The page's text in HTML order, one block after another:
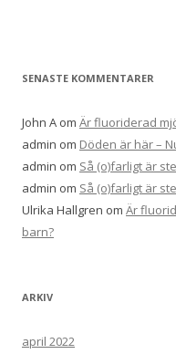
SENASTE KOMMENTARER
John A om Är fluoriderad
admin om Döden är här –
admin om Så (o)farligt är
admin om Så (o)farligt är
Ulrika Hallgren om Är
barn?
ARKIV
april 2022